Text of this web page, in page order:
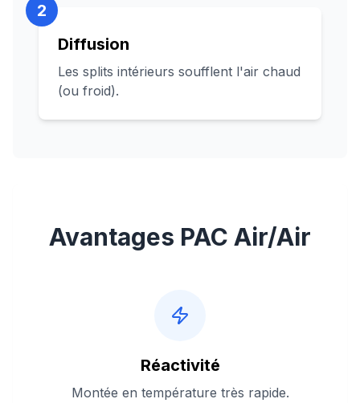
2
Diffusion
Les splits intérieurs soufflent l'air chaud
(ou froid).
Avantages PAC Air/Air
Réactivité
Montée en température très rapide.